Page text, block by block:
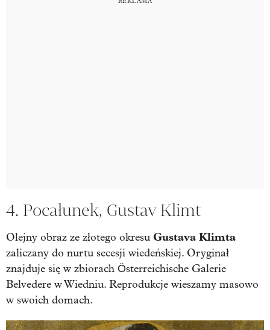
4. Pocałunek, Gustav Klimt
Olejny obraz ze złotego okresu Gustava Klimta
zaliczany do nurtu secesji wiedeńskiej. Oryginał
znajduje się w zbiorach Österreichische Galerie
Belvedere w Wiedniu. Reprodukcje wieszamy masowo
w swoich domach.